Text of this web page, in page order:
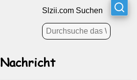
Slzii.com Suchen
Nachricht